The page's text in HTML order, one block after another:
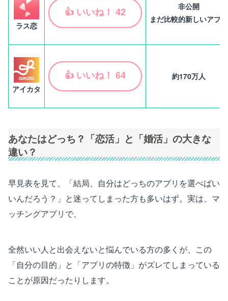
ラス恋
👍 いいね！ 42
非公開
まだ比較的新しいアプリ
アイカタ
👍 いいね！ 64 約170万人
あなたはどっち？「恋活」と「婚活」の大きな
違い？
早見表を見て、「結局、自分はどっちのアプリを選べばい
いんだろう？」と迷ってしまった方も多いはず。実は、マ
ッチングアプリで、
全然いい人と出会えないと悩んでいる方の多くが、この
「自分の目的」と「アプリの特徴」がズレてしまっている
ことが原因だったりします。